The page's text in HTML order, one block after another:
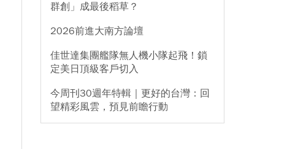
群創」成最後稻草？
2026前進大南方論壇
佳世達集團艦隊無人機小隊起飛！鎖
定美日頂級客戶切入
今周刊30週年特輯｜更好的台灣：回
望精彩風雲，預見前瞻行動